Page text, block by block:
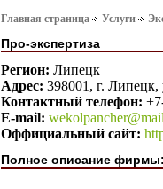
Главная страница Услуги
Про-экспертиза
Регион: Липецк
Адрес: 398001, г. Липецк,
Контактный телефон:
E-mail:
Оффициальный сайт:
Полное описание